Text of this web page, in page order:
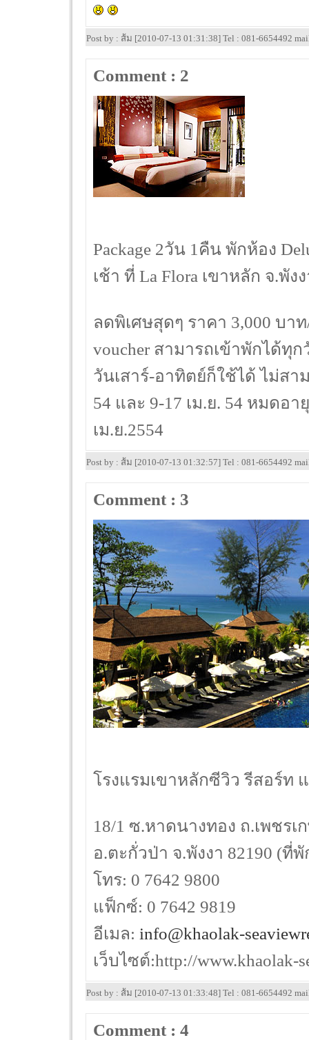
Post by : ส้ม [2010-07-13 01:31:38] Tel : 081-6654492
Comment : 2
Package 2วัน 1คืน พักห้อง
เช้า ที่ La Flora เขาหลัก จ.พัง
ลดพิเศษสุดๆ ราคา 3,000 บา
voucher สามารถเข้าพักได้ทุก
วันเสาร์-อาทิตย์ก็ใช้ได้ ไม่สา
54 และ 9-17 เม.ย. 54 หมดอา
เม.ย.2554
Post by : ส้ม [2010-07-13 01:32:57] Tel : 081-6654492
Comment : 3
โรงแรมเขาหลักซีวิว รีสอร์ท
18/1 ซ.หาดนางทอง ถ.เพชร
อ.ตะกั่วป่า จ.พังงา 82190 (ที่
โทร: 0 7642 9800
แฟ็กซ์: 0 7642 9819
อีเมล: info@khaolak-
เว็บไซต์:http://www.khaolak-
Post by : ส้ม [2010-07-13 01:33:48] Tel : 081-6654492
Comment : 4